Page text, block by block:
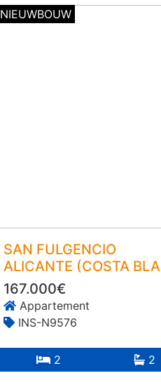
NIEUWBOUW
SAN FULGENCIO
ALICANTE (COSTA
167.000€
Appartement
INS-N9576
2 2